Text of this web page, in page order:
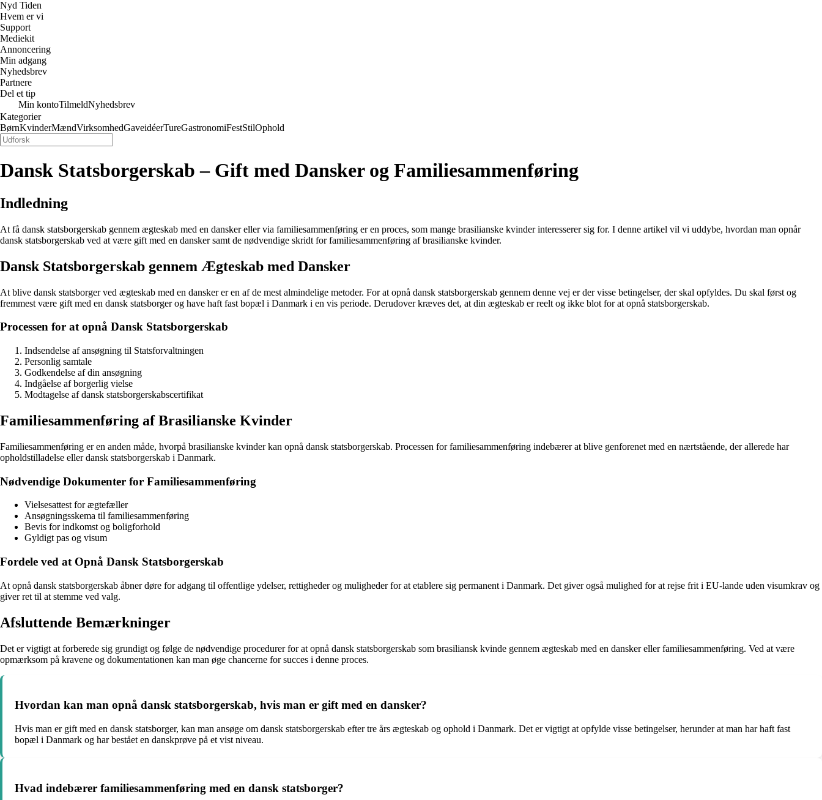
Nyd Tiden
Hvem er vi
Support
Mediekit
Annoncering
Min adgang
Nyhedsbrev
Partnere
Del et tip
Min kontoTilmeldNyhedsbrev
Kategorier
BørnKvinderMændVirksomhedGaveidéerTureGastronomiFestStilOphold
Dansk Statsborgerskab – Gift med Dansker og Familiesammenføring
Indledning
At få dansk statsborgerskab gennem ægteskab med en dansker eller via familiesammenføring er en proces, som mange brasilianske kvinder interesserer sig for. I denne artikel vil vi uddybe, hvordan man opnår
dansk statsborgerskab ved at være gift med en dansker samt de nødvendige skridt for familiesammenføring af brasilianske kvinder.
Dansk Statsborgerskab gennem Ægteskab med Dansker
At blive dansk statsborger ved ægteskab med en dansker er en af de mest almindelige metoder. For at opnå dansk statsborgerskab gennem denne vej er der visse betingelser, der skal opfyldes. Du skal først og
fremmest være gift med en dansk statsborger og have haft fast bopæl i Danmark i en vis periode. Derudover kræves det, at din ægteskab er reelt og ikke blot for at opnå statsborgerskab.
Processen for at opnå Dansk Statsborgerskab
Indsendelse af ansøgning til Statsforvaltningen
Personlig samtale
Godkendelse af din ansøgning
Indgåelse af borgerlig vielse
Modtagelse af dansk statsborgerskabscertifikat
Familiesammenføring af Brasilianske Kvinder
Familiesammenføring er en anden måde, hvorpå brasilianske kvinder kan opnå dansk statsborgerskab. Processen for familiesammenføring indebærer at blive genforenet med en nærtstående, der allerede har
opholdstilladelse eller dansk statsborgerskab i Danmark.
Nødvendige Dokumenter for Familiesammenføring
Vielsesattest for ægtefæller
Ansøgningsskema til familiesammenføring
Bevis for indkomst og boligforhold
Gyldigt pas og visum
Fordele ved at Opnå Dansk Statsborgerskab
At opnå dansk statsborgerskab åbner døre for adgang til offentlige ydelser, rettigheder og muligheder for at etablere sig permanent i Danmark. Det giver også mulighed for at rejse frit i EU-lande uden visumkrav og
giver ret til at stemme ved valg.
Afsluttende Bemærkninger
Det er vigtigt at forberede sig grundigt og følge de nødvendige procedurer for at opnå dansk statsborgerskab som brasiliansk kvinde gennem ægteskab med en dansker eller familiesammenføring. Ved at være
opmærksom på kravene og dokumentationen kan man øge chancerne for succes i denne proces.
Hvordan kan man opnå dansk statsborgerskab, hvis man er gift med en dansker?
Hvis man er gift med en dansk statsborger, kan man ansøge om dansk statsborgerskab efter tre års ægteskab og ophold i Danmark. Det er vigtigt at opfylde visse betingelser, herunder at man har haft fast
bopæl i Danmark og har bestået en danskprøve på et vist niveau.
Hvad indebærer familiesammenføring med en dansk statsborger?